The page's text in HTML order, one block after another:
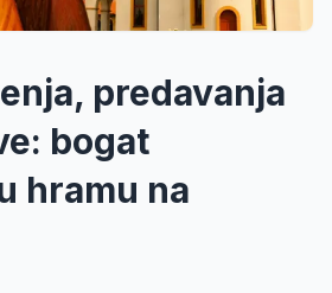
predavanja
bogat
hramu na